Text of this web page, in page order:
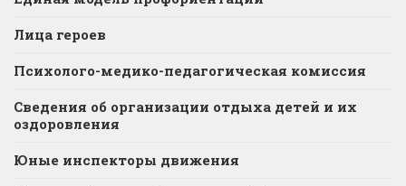
Лица героев
Психолого-медико-педагогическая комиссия
Сведения об организации отдыха детей и их
оздоровления
Юные инспекторы движения